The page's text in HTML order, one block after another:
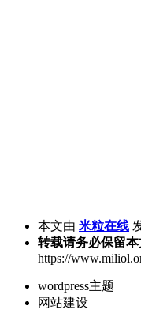
本文由 米粒在线
转载请务必保留本
https://
wordpress主题
网站建设